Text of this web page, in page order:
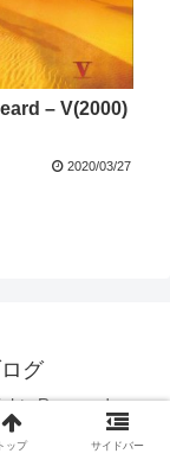
– V(2000)
2020/03/27
グ
Reserved.
トップ サイドバー